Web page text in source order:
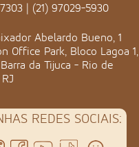
| (21) 97029-5930
Abelardo Bueno, 1
Office Park, Bloco Lagoa 1,
Barra da Tijuca - Rio de
REDES SOCIAIS: